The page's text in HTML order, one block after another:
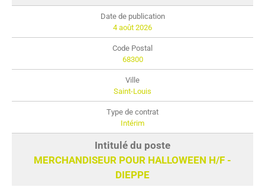
4 août 2026
68300
Saint-Louis
Intérim
MERCHANDISEUR POUR HALLOWEEN H/F -
DIEPPE